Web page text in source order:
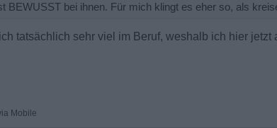
BEWUSST bei ihnen. Für mich klingt es eher so, als
tatsächlich sehr viel im Beruf, weshalb ich hier